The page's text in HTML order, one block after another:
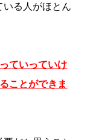
いる人がほとん
ていっていけ
ことができま